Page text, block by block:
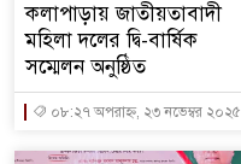
কলাপাড়ায় জাতীয়তাবাদী
মহিলা দলের দ্বি-বার্ষিক
সম্মেলন অনুষ্ঠিত
০৮:২৭ অপরাহ্ন, ২৩ নভেম্বর ২০২৫